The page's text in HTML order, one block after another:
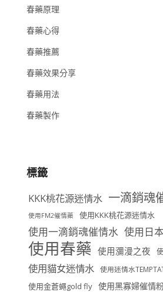
春藥原理
春藥心得
春藥推薦
春藥效果分享
春藥用法
春藥製作
標籤
KKK桃花源迷情水 一滴銷魂
使用FM2催情藥 使用KKK桃花源迷情水
使用一滴銷魂催情水 使用日
使用春藥 使用瀰漫之夜
使用貓女迷情水 使用迷情水
使用金蒼蠅gold fly 使用黑寡婦催情